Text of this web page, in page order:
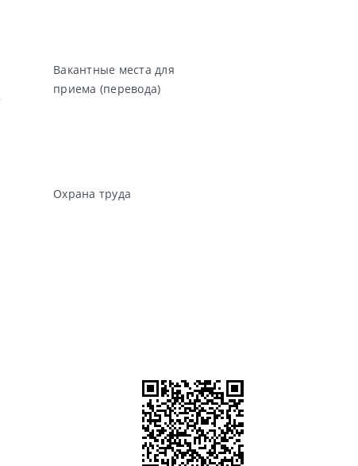
Вакантные места для
приема (перевода)
Охрана труда